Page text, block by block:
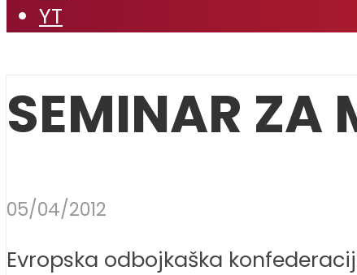
YT
SEMINAR ZA
05/04/2012
Evropska odbojkaška